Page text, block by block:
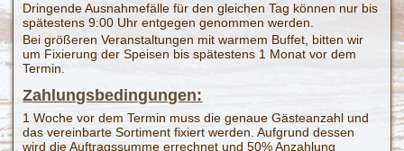
Dringende Ausnahmefälle für den gleichen Tag können nur bis
spätestens 9:00 Uhr entgegen genommen werden.
Bei größeren Veranstaltungen mit warmem Buffet, bitten wir
um Fixierung der Speisen bis spätestens 1 Monat vor dem
Termin.
Zahlungsbedingungen:
1 Woche vor dem Termin muss die genaue Gästeanzahl und
das vereinbarte Sortiment fixiert werden. Aufgrund dessen
wird die Auftragssumme errechnet und 50% Anzahlung